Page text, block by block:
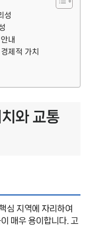
성
내
제적 가치
와 교통
심 지역에 자리하여
매우 용이합니다. 고